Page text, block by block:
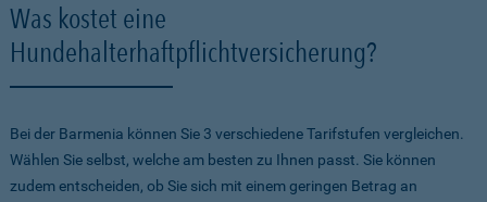
Was kostet eine
Hundehalterhaftpflichtversicherung?
Bei der Barmenia können Sie 3 verschiedene Tarifstufen vergleichen.
Wählen Sie selbst, welche am besten zu Ihnen passt. Sie können
zudem entscheiden, ob Sie sich mit einem geringen Betrag an